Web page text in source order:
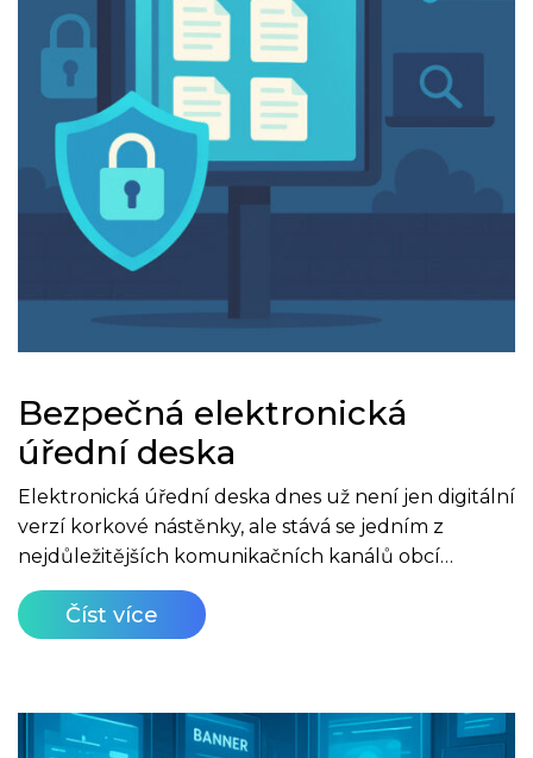
Bezpečná elektronická
úřední deska
Elektronická úřední deska dnes už není jen digitální
verzí korkové nástěnky, ale stává se jedním z
nejdůležitějších komunikačních kanálů obcí…
Číst více